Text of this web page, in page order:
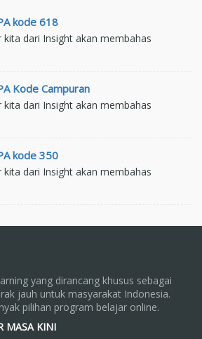
kode 618
dari Insight akan membahas
Kode Campuran
dari Insight akan membahas
kode 350
dari Insight akan membahas
yang dirancang khusus sebagai
jauh untuk masyarakat Indonesia.
pilihan program belajar online.
MASA KINI